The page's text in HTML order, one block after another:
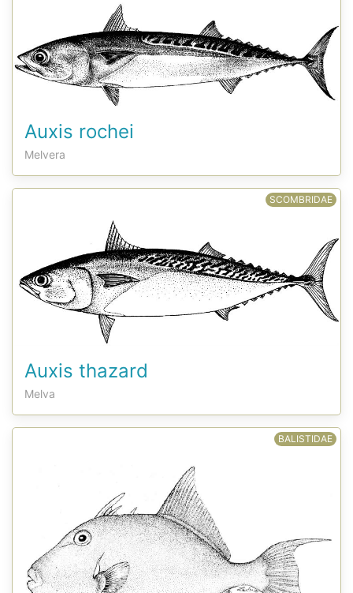
Auxis rochei
Melvera
SCOMBRIDAE
Auxis thazard
Melva
BALISTIDAE